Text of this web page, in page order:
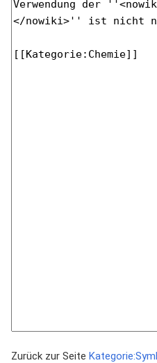
Zurück zur Seite